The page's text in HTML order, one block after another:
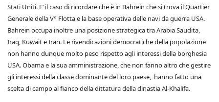
Stati Uniti. E’ il caso di ricordare che è in Bahrein che si trova il Quartier
Generale della V° Flotta e la base operativa delle navi da guerra USA.
Bahrein occupa inoltre una posizione strategica tra Arabia Saudita,
Iraq, Kuwait e Iran. Le rivendicazioni democratiche della popolazione
non hanno dunque molto peso rispetto agli interessi della borghesia
USA. Obama e la sua amministrazione, che non fanno altro che gestire
gli interessi della classe dominante del loro paese, hanno fatto una
scelta di campo al fianco della dittatura della dinastia Al-Khalifa.